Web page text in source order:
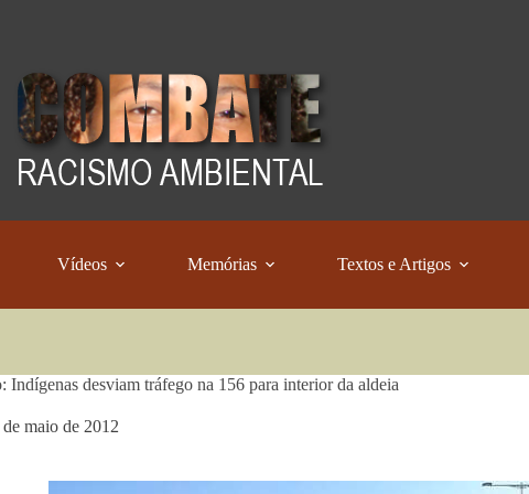
Vídeos Memórias Textos e Artigos
Indígenas desviam tráfego na 156 para interior da aldeia
de maio de 2012